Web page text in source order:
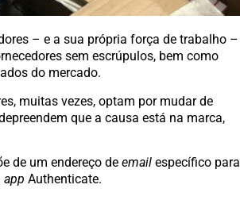
– e a sua própria força de trabalho –
sem escrúpulos, bem como
do mercado.
muitas vezes, optam por mudar de
que a causa está na marca,
de um endereço deemail específico para
app Authenticate.